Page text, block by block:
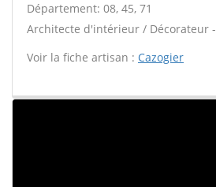
Département: 08, 45, 71
Architecte d'intérieur / Décorateur -
Voir la fiche artisan : Cazogier